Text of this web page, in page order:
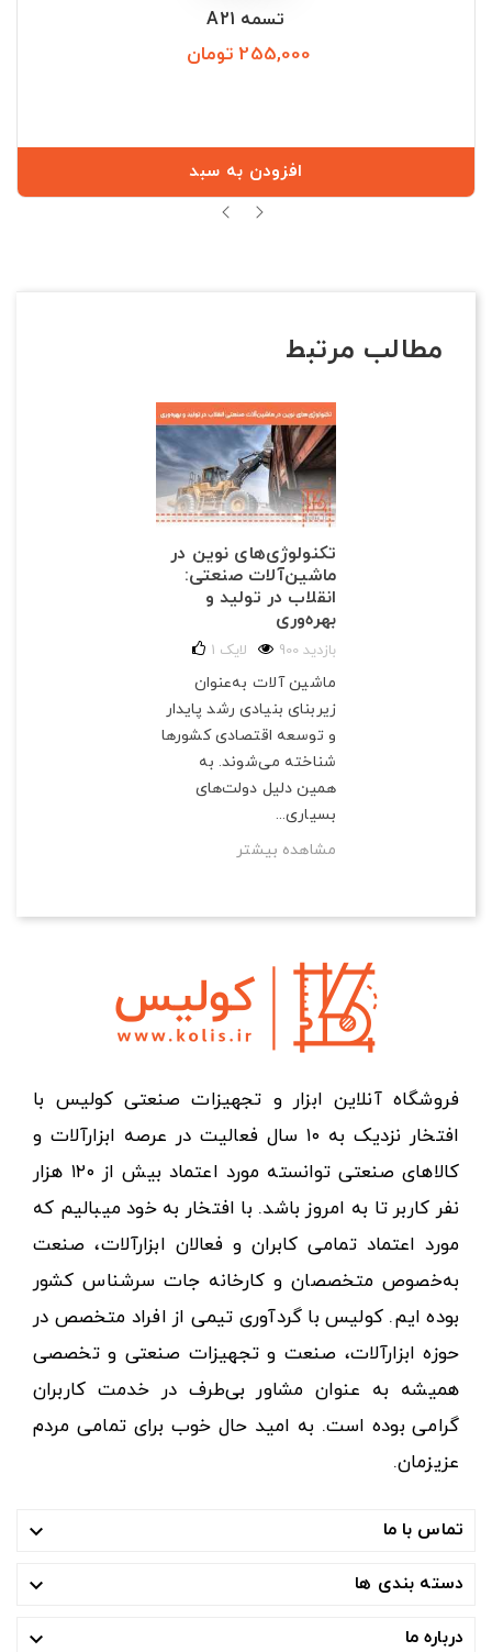
تسمه A21
255,000 تومان
افزودن به سبد
مطالب مرتبط
تکنولوژی‌های نوین در
ماشین‌آلات صنعتی:
انقلاب در تولید و
بهره‌وری
900 بازدید 1 لایک
ماشین آلات به‌عنوان
زیربنای بنیادی رشد پایدار
و توسعه اقتصادی کشورها
شناخته می‌شوند. به
همین دلیل دولت‌های
بسیاری...
مشاهده بیشتر
فروشگاه آنلاین ابزار و تجهیزات صنعتی کولیس با
افتخار نزدیک به ۱۰ سال فعالیت در عرصه ابزارآلات و
کالاهای صنعتی توانسته مورد اعتماد بیش از ۱۲۰ هزار
نفر کاربر تا به امروز باشد. با افتخار به خود میبالیم که
مورد اعتماد تمامی کابران و فعالان ابزارآلات، صنعت
به‌خصوص متخصصان و کارخانه جات سرشناس کشور
بوده ایم. کولیس با گردآوری تیمی از افراد متخصص در
حوزه ابزارآلات، صنعت و تجهیزات صنعتی و تخصصی
همیشه به عنوان مشاور بی‌طرف در خدمت کاربران
گرامی بوده است. به امید حال خوب برای تمامی مردم
عزیزمان.
تماس با ما 
دسته بندی ها 
درباره ما 